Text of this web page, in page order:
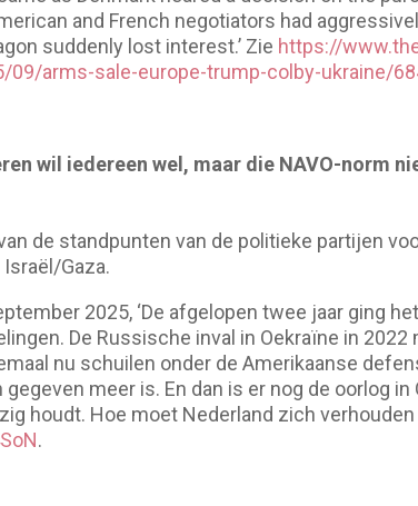
and French negotiators had
suddenly lost interest.’ Zie https://
09/arms-sale-europe-trump-colby-ukraine/
wil iedereen wel, maar die NAVO-norm
de standpunten van de politieke partijen
Gaza.
2025, ‘De afgelopen twee jaar ging
De Russische inval in Oekraïne in 2022
nu schuilen onder de Amerikaanse
meer is. En dan is er nog de oorlog
houdt. Hoe moet Nederland zich verhouden
.